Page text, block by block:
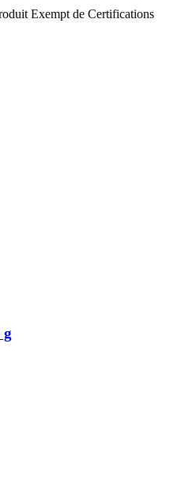
Exempt de Certifications
g